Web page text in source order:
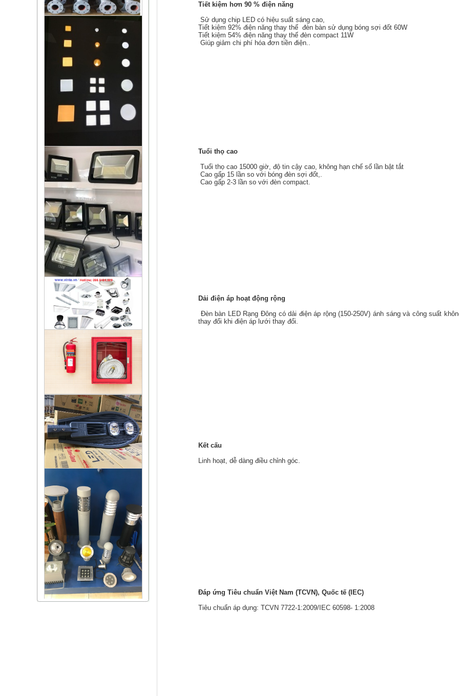
Tiết kiệm hơn 90 % điện năng
Sử dụng chip LED có hiệu suất sáng cao,
Tiết kiệm 92% điện năng thay thế đèn bàn sử dụng bóng sợi đốt 60W
Tiết kiệm 54% điện năng thay thế đèn compact 11W
Giúp giảm chi phí hóa đơn tiền điện..
Tuổi thọ cao
Tuổi thọ cao 15000 giờ, độ tin cậy cao, không hạn chế số lần bật tắt
Cao gấp 15 lần so với bóng đèn sợi đốt,.
Cao gấp 2-3 lần so với đèn compact.
Dải điện áp hoạt động rộng
Đèn bàn LED Rạng Đông có dải điện áp rộng (150-250V) ánh sáng và công suất
thay đổi khi điện áp lưới thay đổi.
Kết cấu
Linh hoạt, dễ dàng điều chỉnh góc.
Đáp ứng Tiêu chuẩn Việt Nam (TCVN), Quốc tế (IEC)
Tiêu chuẩn áp dụng: TCVN 7722-1:2009/IEC 60598- 1:2008